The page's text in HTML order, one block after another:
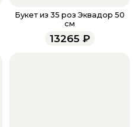
8 (927) 936-71-86
или
+7 937 333-66-53. Наши
с 9.00 до 23.00 и
вас.
Букет из 35 роз Эквадор 50
см
13265₽